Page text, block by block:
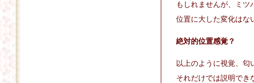
もしれませんが、ミツ
位置に大した変化はな
絶対的位置感覚？
以上のように視覚、匂
それだけでは説明でき